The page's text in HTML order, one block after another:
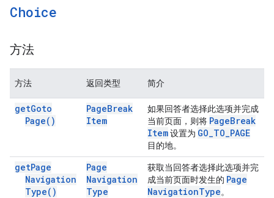
Choice
方法
方法 返回类型 简介
getGoto
Page( )
PageBreak
Item
如果回答者选择此选项并完成
当前页面，则将 PageBreak
Item设置为 GO_TO_PAGE
目的地。
getPage
Navigation
Type( )
Page
Navigation
Type
获取当回答者选择此选项并完
成当前页面时发生的 Page
NavigationType。